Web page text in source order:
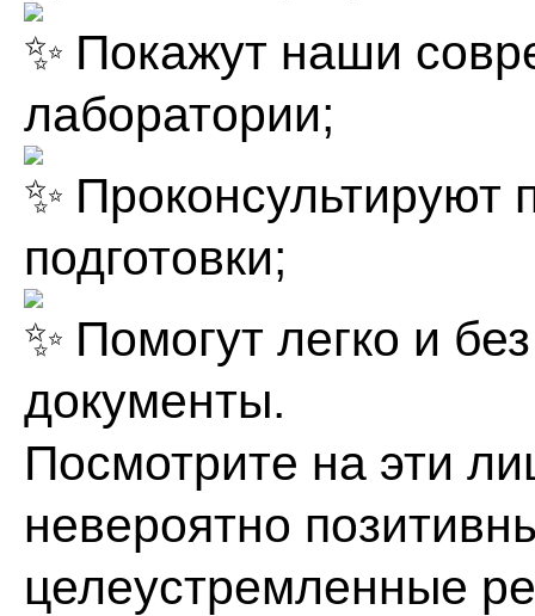
Покажут наши
лаборатории;
Проконсультируют
подготовки;
Помогут легко и
документы.
Посмотрите на эти
невероятно
целеустремленные